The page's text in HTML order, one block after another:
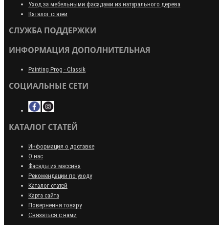
Уход за мебельными фасадами из натурального дерева
Каталог статей
СЛУЖБА ПОДДЕРЖКИ
ИНФОРМАЦИЯ ДОПОЛНИТЕЛЬНАЯ
Painting Prog - Classik
СОЦИАЛЬНЫЕ СЕТИ
КАТАЛОГ СТАТЕЙ
Информация о доставке
О нас
Фасады из массива
Рекомендации по уходу
Каталог статей
Карта сайта
Повернення товару
Связаться с нами